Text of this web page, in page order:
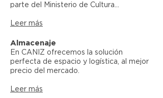
parte del Ministerio de Cultura...
Leer más
Almacenaje
En CANIZ ofrecemos la solución
perfecta de espacio y logística, al mejor
precio del mercado.
Leer más